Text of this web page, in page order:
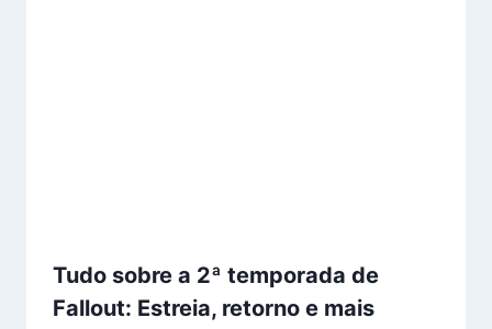
Tudo sobre a 2ª temporada de
Fallout: Estreia, retorno e mais